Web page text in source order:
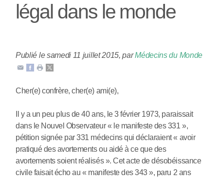
légal dans le monde
Publié le samedi 11 juillet 2015,parMédecins du Monde
Cher(e) confrère, cher(e) ami(e),
Il y a un peu plus de 40 ans, le 3 février 1973, paraissait
dans le Nouvel Observateur « le manifeste des 331 »,
pétition signée par 331 médecins qui déclaraient « avoir
pratiqué des avortements ou aidé à ce que des
avortements soient réalisés ». Cet acte de désobéissance
civile faisait écho au « manifeste des 343 », paru 2 ans